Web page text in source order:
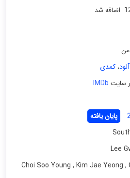
من
،کمدی
IMDb
پایان یافته
, Kim Jae Yeong ,